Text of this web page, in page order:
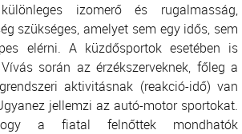
izomerő és rugalmasság,
szükséges, amelyet sem egy idős, sem
elérni. A küzdősportok esetében is
során az érzékszerveknek, főleg a
aktivitásnak (reakció-idő) van
jellemzi az autó-motor sportokat.
a fiatal felnőttek mondhatók